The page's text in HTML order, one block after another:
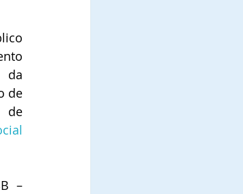
da
de
de
–